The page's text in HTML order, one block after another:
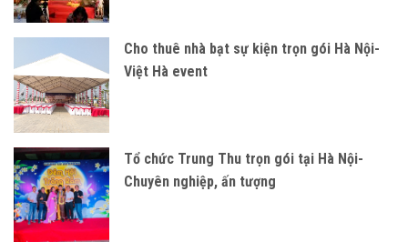
Cho thuê nhà bạt sự kiện trọn gói Hà Nội-
Việt Hà event
Tổ chức Trung Thu trọn gói tại Hà Nội-
Chuyên nghiệp, ấn tượng